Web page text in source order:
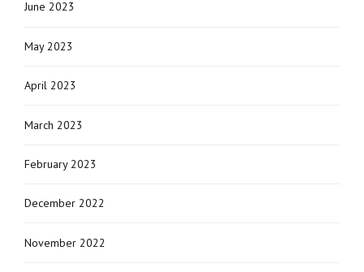
June 2023
May 2023
April 2023
March 2023
February 2023
December 2022
November 2022